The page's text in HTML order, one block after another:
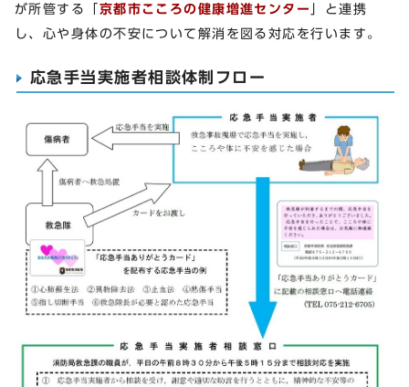
が所管する「 京都市こころの健康増進センター
」と連携
し、心や身体の不安について解消を図る対応を行います。
応急手当実施者相談体制フロー